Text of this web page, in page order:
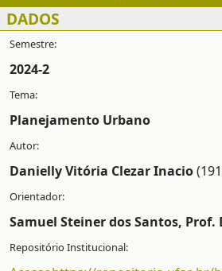
DADOS
2024-2
Planejamento Urbano
Danielly Vitória Clezar Inacio
Samuel Steiner dos Santos, Prof.